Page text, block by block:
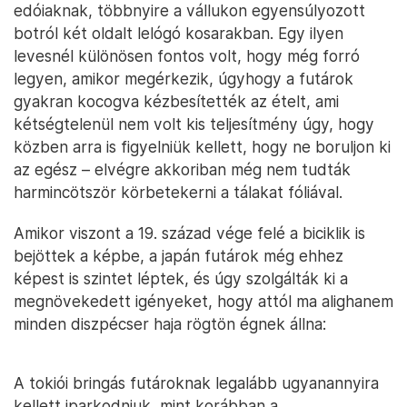
edóiaknak, többnyire a vállukon egyensúlyozott
botról két oldalt lelógó kosarakban. Egy ilyen
levesnél különösen fontos volt, hogy még forró
legyen, amikor megérkezik, úgyhogy a futárok
gyakran kocogva kézbesítették az ételt, ami
kétségtelenül nem volt kis teljesítmény úgy, hogy
közben arra is figyelniük kellett, hogy ne boruljon ki
az egész – elvégre akkoriban még nem tudták
harmincötször körbetekerni a tálakat fóliával.
Amikor viszont a 19. század vége felé a biciklik is
bejöttek a képbe, a japán futárok még ehhez
képest is szintet léptek, és úgy szolgálták ki a
megnövekedett igényeket, hogy attól ma alighanem
minden diszpécser haja rögtön égnek állna:
A tokiói bringás futároknak legalább ugyanannyira